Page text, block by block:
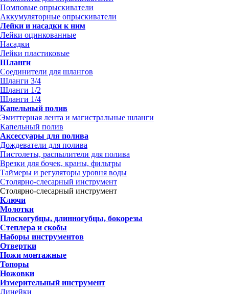
Помповые опрыскиватели
Аккумуляторные опрыскиватели
Лейки и насадки к ним
Лейки оцинкованные
Насадки
Лейки пластиковые
Шланги
Соединители для шлангов
Шланги 3/4
Шланги 1/2
Шланги 1/4
Капельный полив
Эмиттерная лента и магистральные шланги
Капельный полив
Аксессуары для полива
Дождеватели для полива
Пистолеты, распылители для полива
Врезки для бочек, краны, фильтры
Таймеры и регуляторы уровня воды
Столярно-слесарный инструмент
Столярно-слесарный инструмент
Ключи
Молотки
Плоскогубцы, длинногубцы, бокорезы
Степлера и скобы
Наборы инструментов
Отвертки
Ножи монтажные
Топоры
Ножовки
Измерительный инструмент
Линейки